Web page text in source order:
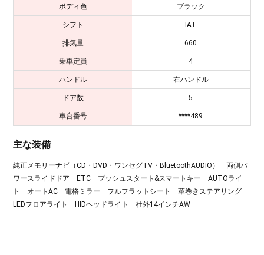
ボディ色 ブラック
シフト IAT
排気量 660
乗車定員 4
ハンドル 右ハンドル
ドア数 5
車台番号 ****489
主な装備
純正メモリーナビ（CD・DVD・ワンセグTV・BluetoothAUDIO） 両側パ
ワースライドドア ETC プッシュスタート&スマートキー AUTOライ
ト オートAC 電格ミラー フルフラットシート 革巻きステアリング
LEDフロアライト HIDヘッドライト 社外14インチAW